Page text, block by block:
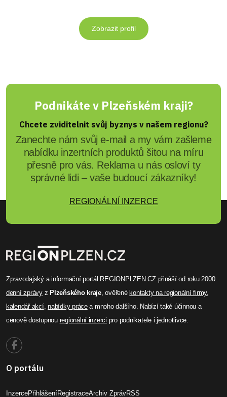
Zobrazit profil
Podnikáte v Plzeňském kraji?
Chcete zviditelnit svůj byznys v našem regionu?
Zanechte nám svůj e-mail a my vám zašleme
nabídku inzertních produktů šitou na míru
přesně pro vás. Reklama u nás osloví ty
správné lidi – vaše budoucí zákazníky!
REGIONÁLNÍ INZERCE
Zpravodajský a informační portál REGIONPLZEN.CZ přináší od roku 2000
denní zprávyz Plzeňského kraje, ověřené kontakty na regionální firmy,
kalendář akcí,nabídky prácea mnoho dalšího. Nabízí také účinnou a
cenově dostupnou regionální inzerci pro podnikatele i jednotlivce.
O portálu
InzercePřihlášeníRegistraceArchiv ZprávRSS